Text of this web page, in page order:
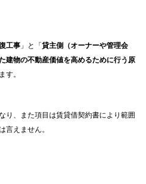
工事 」と「 貸主側（オーナーや管理会
建物の不動産価値を高めるために行う原
す。
り、また項目は賃貸借契約書により範囲
言えません。